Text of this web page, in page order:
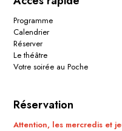
Programme
Calendrier
Réserver
Le théâtre
Votre soirée au Poche
Réservation
Attention, les mercredis et